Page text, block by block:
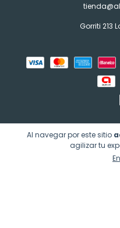
Al navegar por este sitio
agilizar tu
Gorriti 213
Copyright alfaparfmilano -